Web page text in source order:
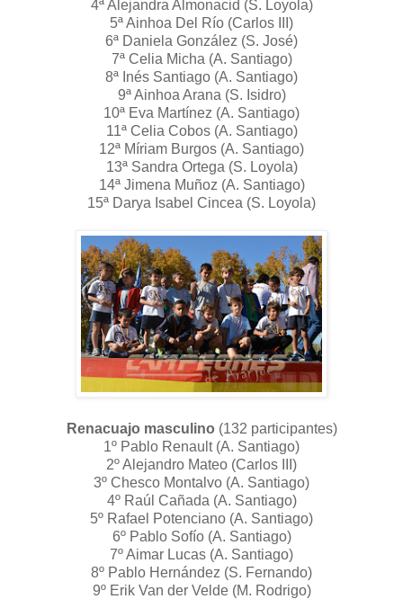
4ª Alejandra Almonacid (S. Loyola)
5ª Ainhoa Del Río (Carlos III)
6ª Daniela González (S. José)
7ª Celia Micha (A. Santiago)
8ª Inés Santiago (A. Santiago)
9ª Ainhoa Arana (S. Isidro)
10ª Eva Martínez (A. Santiago)
11ª Celia Cobos (A. Santiago)
12ª Míriam Burgos (A. Santiago)
13ª Sandra Ortega (S. Loyola)
14ª Jimena Muñoz (A. Santiago)
15ª Darya Isabel Cincea (S. Loyola)
Renacuajo masculino (132 participantes)
1º Pablo Renault (A. Santiago)
2º Alejandro Mateo (Carlos III)
3º Chesco Montalvo (A. Santiago)
4º Raúl Cañada (A. Santiago)
5º Rafael Potenciano (A. Santiago)
6º Pablo Sofío (A. Santiago)
7º Aimar Lucas (A. Santiago)
8º Pablo Hernández (S. Fernando)
9º Erik Van der Velde (M. Rodrigo)